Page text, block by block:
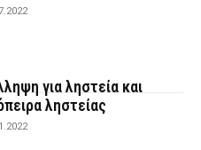
για ληστεία και
ληστείας